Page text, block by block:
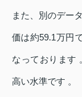
また、別のデー
価は約59.1万円
なっております
高い水準です 。